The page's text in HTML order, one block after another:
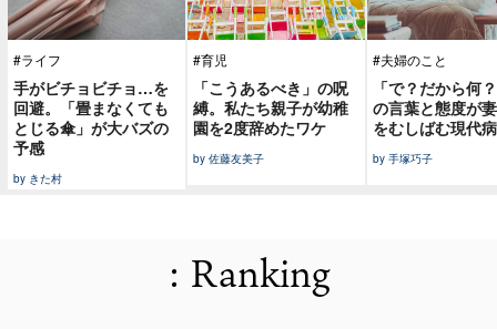
#ライフ
手がビチョビチョ…を
回避。「畳まなくても
とじる傘」が大バズの
予感
by きた村
#育児
「こうあるべき」の呪
縛。私たち親子が幼稚
園を2度辞めたワケ
by 佐藤友美子
#夫婦のこと
「で？だから何
の言葉と態度が
をむしばむ現代病
by 手塚巧子
: Ranking